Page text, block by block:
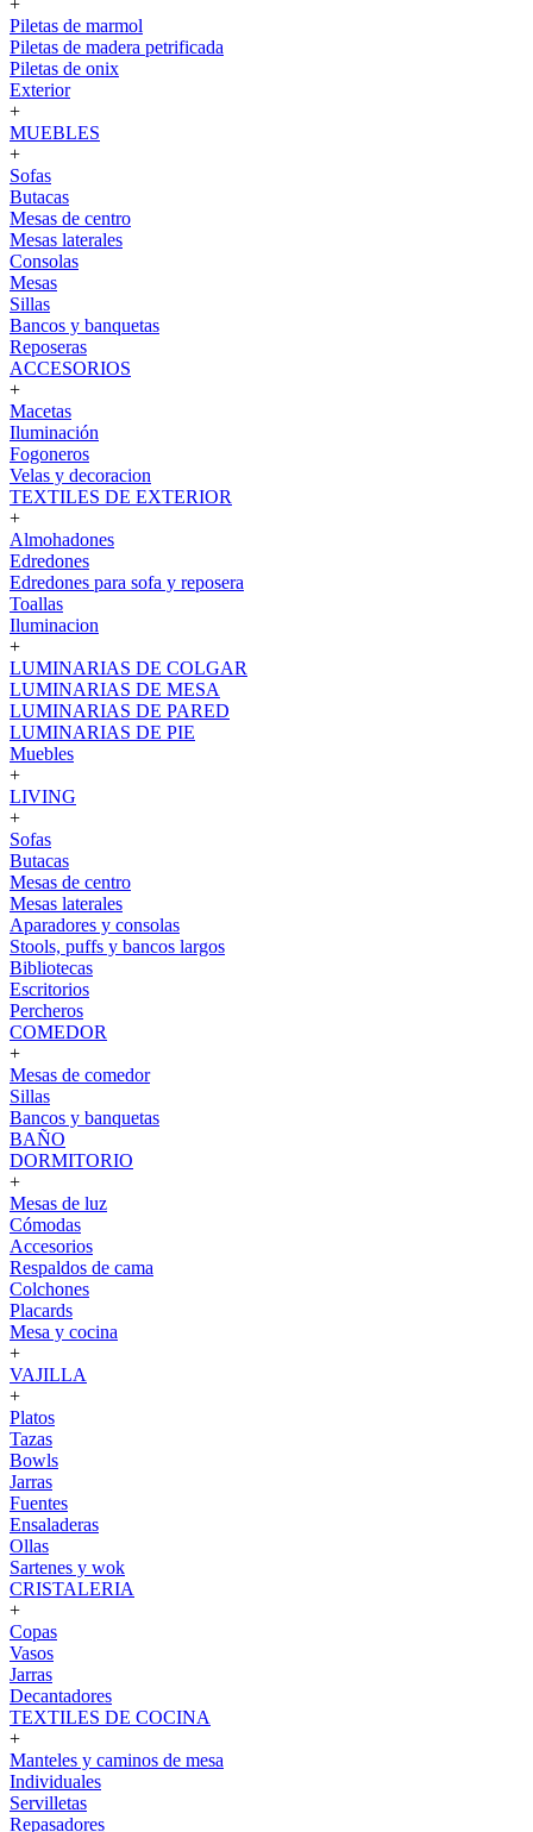
+
Piletas de marmol
Piletas de madera petrificada
Piletas de onix
Exterior
+
MUEBLES
+
Sofas
Butacas
Mesas de centro
Mesas laterales
Consolas
Mesas
Sillas
Bancos y banquetas
Reposeras
ACCESORIOS
+
Macetas
Iluminación
Fogoneros
Velas y decoracion
TEXTILES DE EXTERIOR
+
Almohadones
Edredones
Edredones para sofa y reposera
Toallas
Iluminacion
+
LUMINARIAS DE COLGAR
LUMINARIAS DE MESA
LUMINARIAS DE PARED
LUMINARIAS DE PIE
Muebles
+
LIVING
+
Sofas
Butacas
Mesas de centro
Mesas laterales
Aparadores y consolas
Stools, puffs y bancos largos
Bibliotecas
Escritorios
Percheros
COMEDOR
+
Mesas de comedor
Sillas
Bancos y banquetas
BAÑO
DORMITORIO
+
Mesas de luz
Cómodas
Accesorios
Respaldos de cama
Colchones
Placards
Mesa y cocina
+
VAJILLA
+
Platos
Tazas
Bowls
Jarras
Fuentes
Ensaladeras
Ollas
Sartenes y wok
CRISTALERIA
+
Copas
Vasos
Jarras
Decantadores
TEXTILES DE COCINA
+
Manteles y caminos de mesa
Individuales
Servilletas
Repasadores